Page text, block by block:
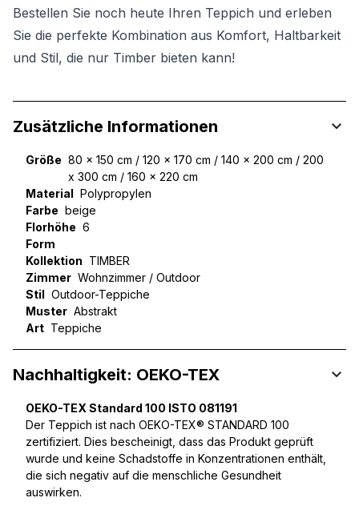
Bestellen Sie noch heute Ihren Teppich und erleben
Sie die perfekte Kombination aus Komfort, Haltbarkeit
und Stil, die nur Timber bieten kann!
Zusätzliche Informationen
Größe 80 x 150 cm / 120 x 170 cm / 140 x 200 cm / 200
x 300 cm / 160 x 220 cm
Material Polypropylen
Farbe beige
Florhöhe 6
Form
Kollektion TIMBER
Zimmer Wohnzimmer / Outdoor
Stil Outdoor-Teppiche
Muster Abstrakt
Art Teppiche
Nachhaltigkeit: OEKO-TEX
OEKO-TEX Standard 100 ISTO 081191
Der Teppich ist nach OEKO-TEX® STANDARD 100
zertifiziert. Dies bescheinigt, dass das Produkt geprüft
wurde und keine Schadstoffe in Konzentrationen enthält,
die sich negativ auf die menschliche Gesundheit
auswirken.